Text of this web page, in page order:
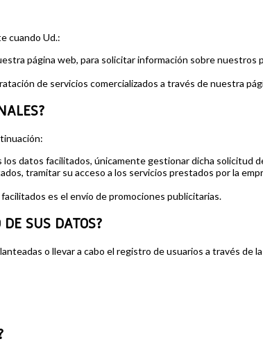
cuando Ud.:
página web, para solicitar información sobre nuestros
de servicios comercializados a través de nuestra
datos facilitados, únicamente gestionar dicha solicitud
tramitar su acceso a los servicios prestados por la
es el envío de promociones publicitarias.
SUS DATOS?
o llevar a cabo el registro de usuarios a través de